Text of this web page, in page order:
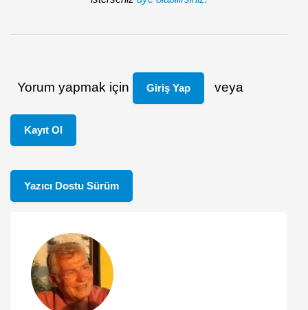
Yorum yapmak için Giriş Yap veya
Kayıt Ol
Yazıcı Dostu Sürüm